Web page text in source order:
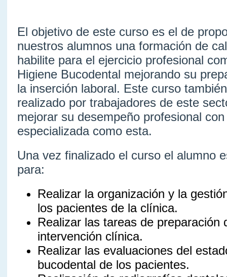
El objetivo de este curso es el de
nuestros alumnos una formación de
habilite para el ejercicio profesional
Higiene Bucodental mejorando su
la inserción laboral. Este curso
realizado por trabajadores de este
mejorar su desempeño profesional
especializada como esta.
Una vez finalizado el curso el alumno
para:
Realizar la organización y la
los pacientes de la clínica.
Realizar las tareas de preparación
intervención clínica.
Realizar las evaluaciones del
bucodental de los pacientes.